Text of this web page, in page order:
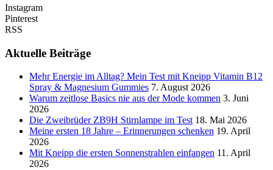
Instagram
Pinterest
RSS
Aktuelle Beiträge
Mehr Energie im Alltag? Mein Test mit Kneipp Vitamin B12
Spray & Magnesium Gummies 7. August 2026
Warum zeitlose Basics nie aus der Mode kommen 3. Juni
2026
Die Zweibrüder ZB9H Stirnlampe im Test 18. Mai 2026
Meine ersten 18 Jahre – Erinnerungen schenken 19. April
2026
Mit Kneipp die ersten Sonnenstrahlen einfangen 11. April
2026